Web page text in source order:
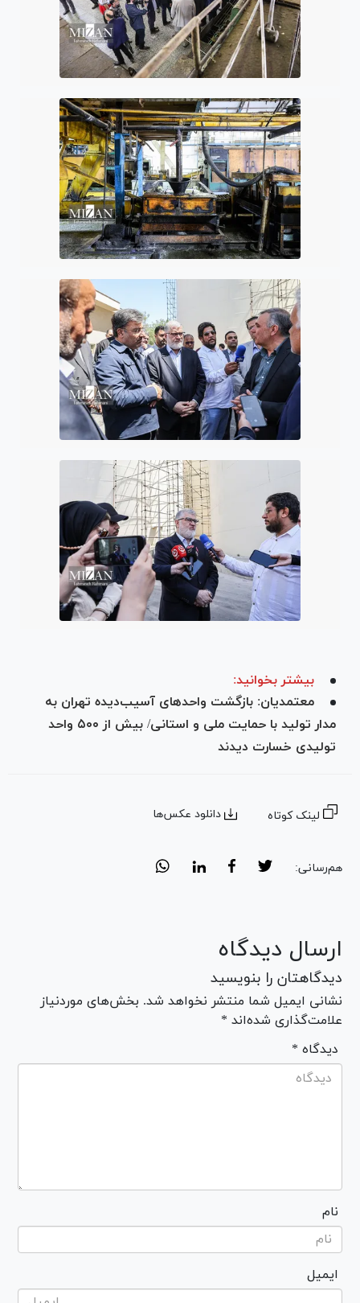
بیشتر بخوانید:
معتمدیان: بازگشت واحدهای آسیب‌دیده تهران به
مدار تولید با حمایت ملی و استانی/ بیش از ۵۰۰ واحد
تولیدی خسارت دیدند
لینک کوتاه دانلود عکس‌ها
هم‌رسانی:
ارسال دیدگاه
دیدگاهتان را بنویسید
نشانی ایمیل شما منتشر نخواهد شد. بخش‌های موردنیاز
علامت‌گذاری شده‌اند *
* دیدگاه
نام
ایمیل